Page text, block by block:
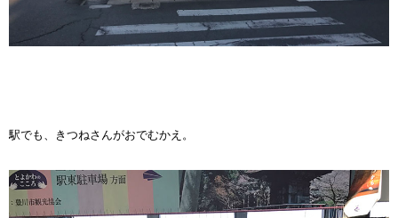
駅でも、きつねさんがおでむかえ。